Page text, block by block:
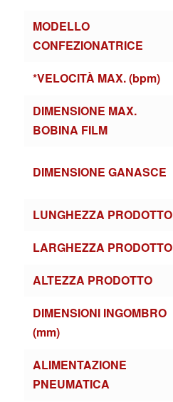
MODELLO
CONFEZIONATRICE
*VELOCITÀ MAX. (bpm)
DIMENSIONE MAX.
BOBINA FILM
DIMENSIONE GANASCE
LUNGHEZZA PRODOTTO
LARGHEZZA PRODOTTO
ALTEZZA PRODOTTO
DIMENSIONI INGOMBRO
(mm)
ALIMENTAZIONE
PNEUMATICA